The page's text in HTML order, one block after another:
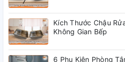
Kích Thước Chậu
Không Gian Bếp
6 Phụ Kiện Phòng